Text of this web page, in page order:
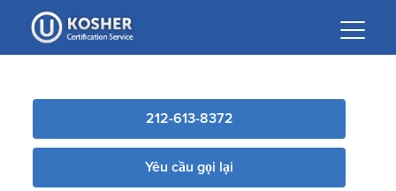
Please
note:
This
includes
accessibility
212-613-8372
Yêu cầu gọi lại